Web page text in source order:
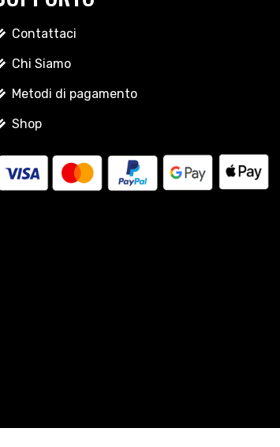
Contattaci
Chi Siamo
Metodi di pagamento
Shop